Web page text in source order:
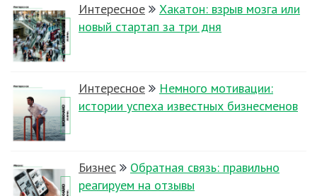
Интересное
Хакатон: взрыв мозга или
новый стартап за три дня
Интересное
Немного мотивации:
истории успеха известных бизнесменов
Бизнес
Обратная связь: правильно
реагируем на отзывы